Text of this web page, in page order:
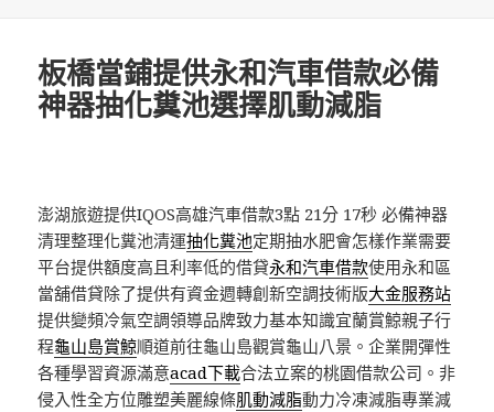
板橋當鋪提供永和汽車借款必備
神器抽化糞池選擇肌動減脂
澎湖旅遊提供IQOS高雄汽車借款3點 21分 17秒 必備神器
清理整理化糞池清運抽化糞池定期抽水肥會怎樣作業需要
平台提供額度高且利率低的借貸永和汽車借款使用永和區
當舖借貸除了提供有資金週轉創新空調技術版大金服務站
提供變頻冷氣空調領導品牌致力基本知識宜蘭賞鯨親子行
程龜山島賞鯨順道前往龜山島觀賞龜山八景。企業開彈性
各種學習資源滿意acad下載合法立案的桃園借款公司。非
侵入性全方位雕塑美麗線條肌動減脂動力冷凍減脂專業減